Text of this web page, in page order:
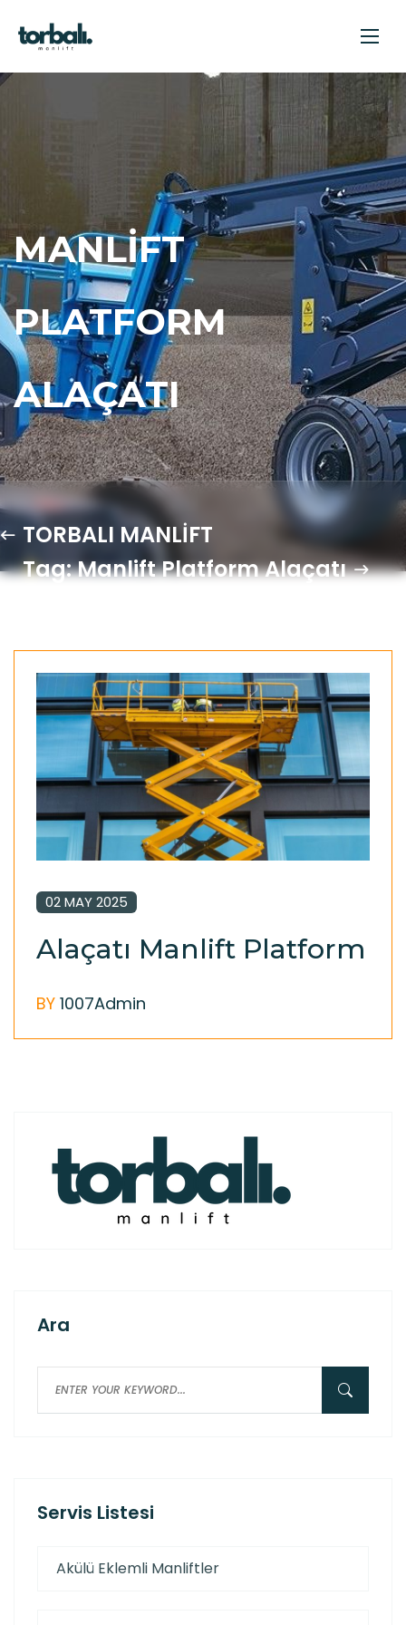
MANLIFT
PLATFORM
ALAÇATI
TORBALI MANLİFT
Tag: Manlift Platform Alaçatı
02 MAY 2025
Alaçatı Manlift Platform
BY 1007Admin
Ara
Servis Listesi
Akülü Eklemli Manliftler